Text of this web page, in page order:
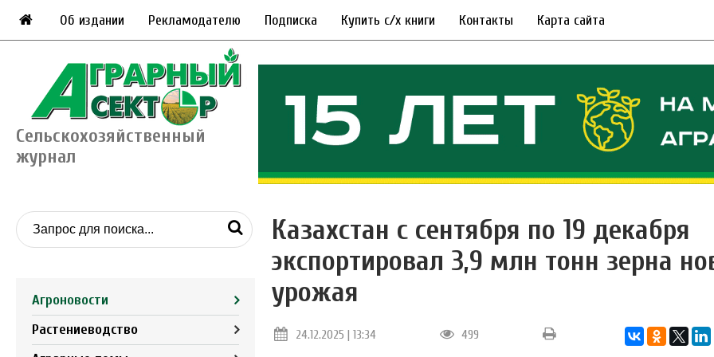
Об издании Рекламодателю Подписка Купить с/х книги Контакты Карта сайта
Сельскохозяйственный
журнал
Агроновости
Растениеводство
Казахстан с сентября по 19 декабря
экспортировал 3,9 млн тонн зерна
урожая
24.12.2025 | 13:34 499